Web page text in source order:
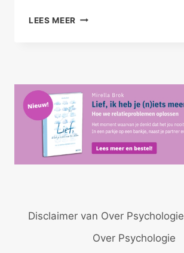
LEES MEER ONTVANGEN
Disclaimer van Over Psychologie
Over Psychologie